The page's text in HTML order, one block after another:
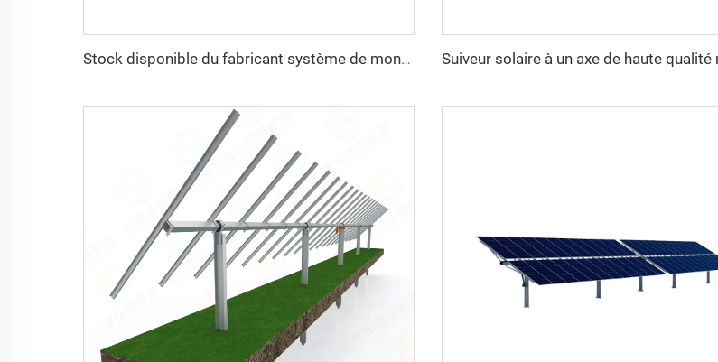
Stock disponible du fabricant système de montage de suivi de panneau solaire lourd à un axe structure en acier avec service de découpe